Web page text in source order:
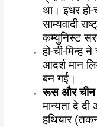
था। इधर
साम्यवादी
कम्युनिस्ट
हो-ची-मिन्ह
आदर्श मान
बन गई।
रूस और चीन
मान्यता दे
हथियार